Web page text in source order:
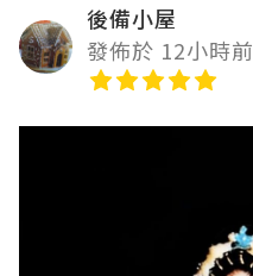
後備小屋
發佈於 12小時前